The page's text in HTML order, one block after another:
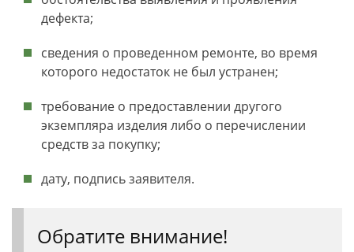
дефекта;
сведения о проведенном ремонте, во время
которого недостаток не был устранен;
требование о предоставлении другого
экземпляра изделия либо о перечислении
средств за покупку;
дату, подпись заявителя.
Обратите внимание!